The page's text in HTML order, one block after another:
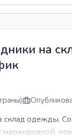
на
склад одежды.
маркировкой,